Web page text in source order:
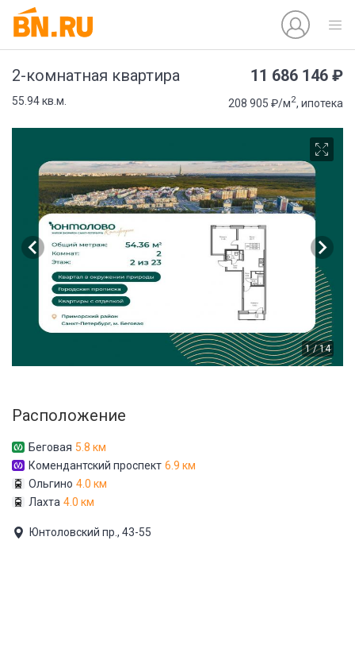
2-комнатная квартира 11 686 146 ₽
55.94 кв.м. 208 905 ₽/м2, ипотека
1 / 14
Расположение
Беговая 5.8 км
Комендантский проспект 6.9 км
Ольгино 4.0 км
Лахта 4.0 км
Юнтоловский пр., 43-55